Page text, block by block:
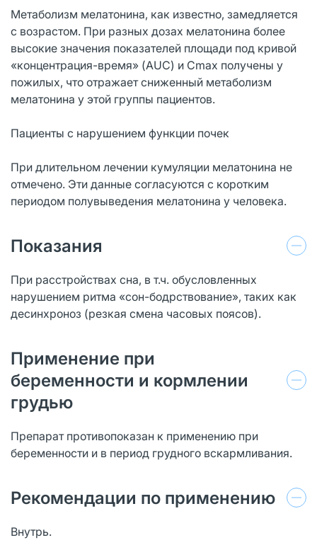
Метаболизм мелатонина, как известно, замедляется
с возрастом. При разных дозах мелатонина более
высокие значения показателей площади под кривой
«концентрация-время» (AUC) и Сmax получены у
пожилых, что отражает сниженный метаболизм
мелатонина у этой группы пациентов.
Пациенты с нарушением функции почек
При длительном лечении кумуляции мелатонина не
отмечено. Эти данные согласуются с коротким
периодом полувыведения мелатонина у человека.
Показания
При расстройствах сна, в т.ч. обусловленных
нарушением ритма «сон-бодрствование», таких как
десинхроноз (резкая смена часовых поясов).
Применение при
беременности и кормлении
грудью
Препарат противопоказан к применению при
беременности и в период грудного вскармливания.
Рекомендации по применению
Внутрь.